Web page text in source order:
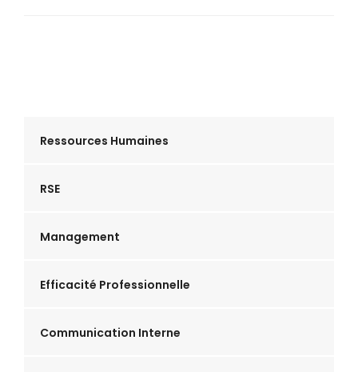
Ressources Humaines
RSE
Management
Efficacité Professionnelle
Communication Interne